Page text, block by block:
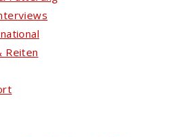
Reiten